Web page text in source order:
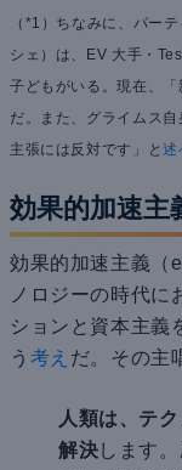
（*1）ちなみに、パー
シェ）は、EV 大手・
子どもがいる。現在、
だ。また、グライムス
主張には反対です」と述
効果的加速主
効果的加速主義（
ノロジーの時代に
ションと資本主義
う 考え だ。その主
人類は、テ
解決します